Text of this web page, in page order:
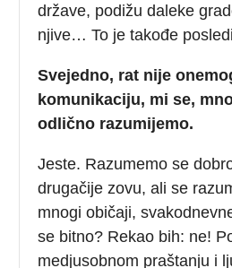
države, podižu daleke
njive… To je takođe
Svejedno, rat nije
komunikaciju, mi se,
odlično razumijemo.
Jeste. Razumemo se
drugačije zovu, ali se
mnogi običaji,
se bitno? Rekao bih: ne!
medjusobnom praštanju i